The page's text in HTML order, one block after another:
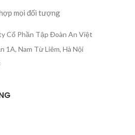
mọi đối tượng
Cổ Phần Tập Đoàn An Việt
1A, Nam Từ Liêm, Hà Nội